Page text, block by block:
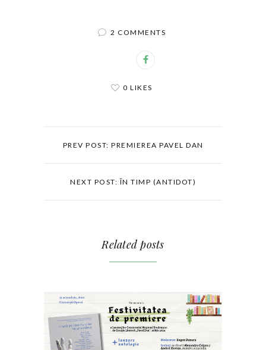
2 COMMENTS
0 LIKES
PREV POST: PREMIEREA PAVEL DAN
NEXT POST: ÎN TIMP (ANTIDOT)
Related posts